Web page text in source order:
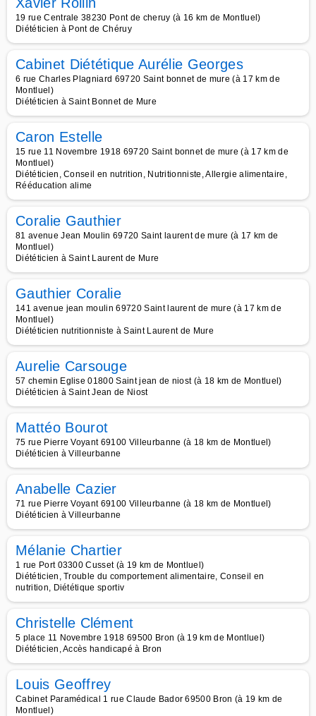
19 rue Centrale 38230 Pont de cheruy (à 16 km de Montluel)
Diététicien à Pont de Chéruy
Cabinet Diététique Aurélie Georges
6 rue Charles Plagniard 69720 Saint bonnet de mure (à 17 km de
Montluel)
Diététicien à Saint Bonnet de Mure
Caron Estelle
15 rue 11 Novembre 1918 69720 Saint bonnet de mure (à 17 km de
Montluel)
Diététicien, Conseil en nutrition, Nutritionniste, Allergie alimentaire,
Rééducation alime
Coralie Gauthier
81 avenue Jean Moulin 69720 Saint laurent de mure (à 17 km de
Montluel)
Diététicien à Saint Laurent de Mure
Gauthier Coralie
141 avenue jean moulin 69720 Saint laurent de mure (à 17 km de
Montluel)
Diététicien nutritionniste à Saint Laurent de Mure
Aurelie Carsouge
57 chemin Eglise 01800 Saint jean de niost (à 18 km de Montluel)
Diététicien à Saint Jean de Niost
Mattéo Bourot
75 rue Pierre Voyant 69100 Villeurbanne (à 18 km de Montluel)
Diététicien à Villeurbanne
Anabelle Cazier
71 rue Pierre Voyant 69100 Villeurbanne (à 18 km de Montluel)
Diététicien à Villeurbanne
Mélanie Chartier
1 rue Port 03300 Cusset (à 19 km de Montluel)
Diététicien, Trouble du comportement alimentaire, Conseil en
nutrition, Diététique sportiv
Christelle Clément
5 place 11 Novembre 1918 69500 Bron (à 19 km de Montluel)
Diététicien, Accès handicapé à Bron
Louis Geoffrey
Cabinet Paramédical 1 rue Claude Bador 69500 Bron (à 19 km de
Montluel)